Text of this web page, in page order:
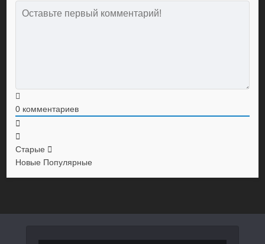
0 комментариев
Старые
Новые Популярные